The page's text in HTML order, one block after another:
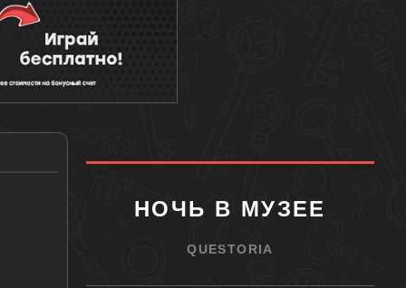
НОЧЬ В МУЗЕЕ
QUESTORIA